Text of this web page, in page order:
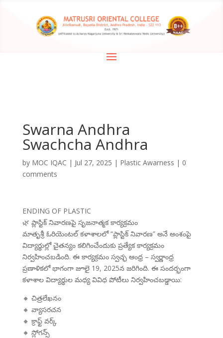
Swarna Andhra
Swachcha Andhra
by MOC IQAC | Jul 27, 2025 | Plastic Awarness | 0
comments
ENDING OF PLASTIC
🌿 ప్లాస్టిక్ నివారణపై సృజనాత్మక కార్యక్రమం
మాతృశ్రీ ఓరియెంటల్ కళాశాలలో “ప్లాస్టిక్ నివారణ” అనే అంశంపై
విద్యార్థుల్లో చైతన్యం కలిగించేందుకు ప్రత్యేక కార్యక్రమం
నిర్వహించబడింది. ఈ కార్యక్రమం స్వచ్ఛ ఆంధ్ర – స్వర్ణాంధ్ర
ప్రణాళికలో భాగంగా జూలై 19, 2025న జరిగింది. ఈ సందర్భంగా
కళాశాల విద్యార్థుల మధ్య వివిధ పోటీలు నిర్వహించబడ్డాయి:
🔸 చిత్రలేఖనం
🔸 వ్యాసరచన
🔸 క్రాఫ్ట్ వర్క్
🔸 స్లోగన్స్